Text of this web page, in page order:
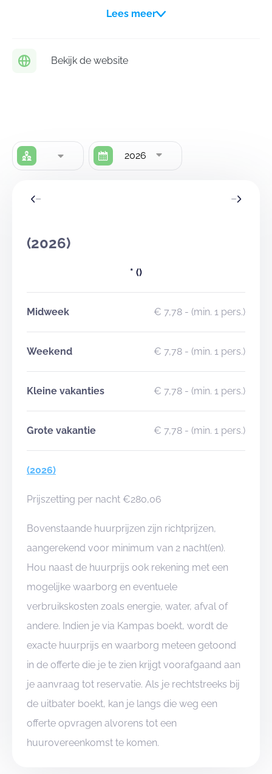
om extra materiaal op te slaan? Aanwezig in deze
Lees meer
Bekijk de website
2026
(2026)
* ()
Midweek € 7,78 - (min. 1 pers.)
Weekend € 7,78 - (min. 1 pers.)
Kleine vakanties € 7,78 - (min. 1 pers.)
Grote vakantie € 7,78 - (min. 1 pers.)
(2026)
Prijszetting per nacht €280,06
Bovenstaande huurprijzen zijn richtprijzen,
aangerekend voor minimum van 2 nacht(en).
Hou naast de huurprijs ook rekening met een
mogelijke waarborg en eventuele
verbruikskosten zoals energie, water, afval of
andere. Indien je via Kampas boekt, wordt de
exacte huurprijs en waarborg meteen getoond
in de offerte die je te zien krijgt voorafgaand aan
je aanvraag tot reservatie. Als je rechtstreeks bij
de uitbater boekt, kan je langs die weg een
offerte opvragen alvorens tot een
huurovereenkomst te komen.